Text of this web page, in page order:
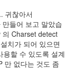
귀찮아서
들어 보고 말았습
Charset detect
치가 되어 있으면
할 수 있도록 설계
만 없다는 것도 좀